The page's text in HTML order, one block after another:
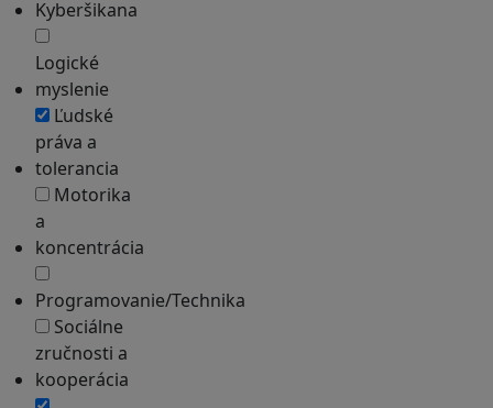
Kyberšikana
Logické
myslenie
Ľudské
práva a
tolerancia
Motorika
a
koncentrácia
Programovanie/Technika
Sociálne
zručnosti a
kooperácia